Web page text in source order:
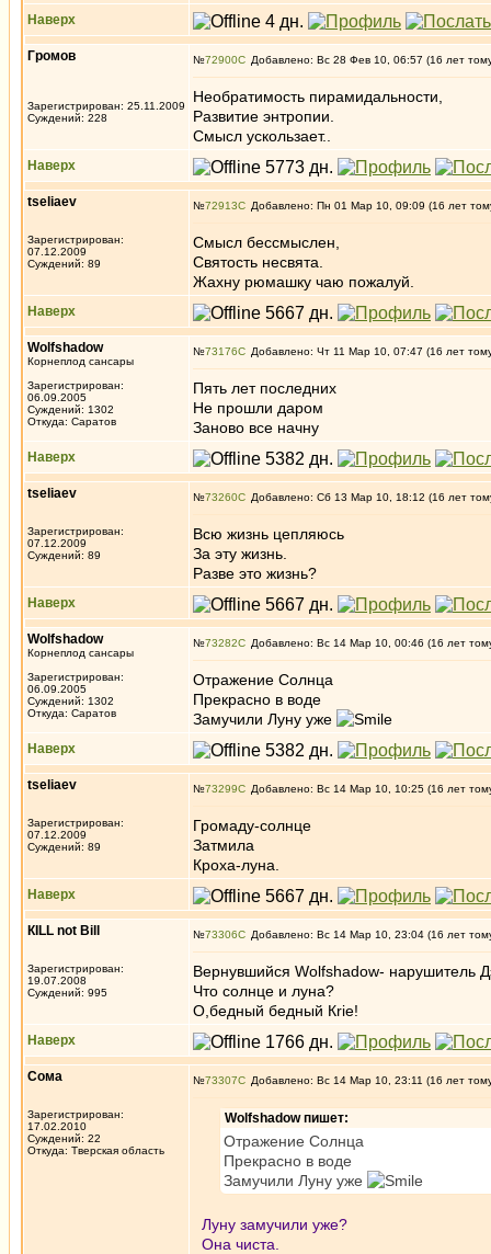
Наверх
Громов
Зарегистрирован: 25.11.2009
Суждений: 228
№72900 Добавлено: Вс 28 Фев 10, 06:57 (16 лет
Необратимость пирамидальности,
Развитие энтропии.
Смысл ускользает..
Наверх
tseliaev
Зарегистрирован:
07.12.2009
Суждений: 89
№72913 Добавлено: Пн 01 Мар 10, 09:09 (16 лет
Смысл бессмыслен,
Святость несвята.
Жахну рюмашку чаю пожалуй.
Наверх
Wolfshadow
Корнеплод сансары
Зарегистрирован:
06.09.2005
Суждений: 1302
Откуда: Саратов
№73176 Добавлено: Чт 11 Мар 10, 07:47 (16 лет
Пять лет последних
Не прошли даром
Заново все начну
Наверх
tseliaev
Зарегистрирован:
07.12.2009
Суждений: 89
№73260 Добавлено: Сб 13 Мар 10, 18:12 (16 лет
Всю жизнь цепляюсь
За эту жизнь.
Разве это жизнь?
Наверх
Wolfshadow
Корнеплод сансары
Зарегистрирован:
06.09.2005
Суждений: 1302
Откуда: Саратов
№73282 Добавлено: Вс 14 Мар 10, 00:46 (16 лет
Отражение Солнца
Прекрасно в воде
Замучили Луну уже
Наверх
tseliaev
Зарегистрирован:
07.12.2009
Суждений: 89
№73299 Добавлено: Вс 14 Мар 10, 10:25 (16 лет
Громаду-солнце
Затмила
Кроха-луна.
Наверх
КILL not Вill
Зарегистрирован:
19.07.2008
Суждений: 995
№73306 Добавлено: Вс 14 Мар 10, 23:04 (16 лет
Вернувшийся Wolfshadow- нарушитель
Что солнце и луна?
О,бедный бедный Кrie!
Наверх
Сома
Зарегистрирован:
17.02.2010
Суждений: 22
Откуда: Тверская область
№73307 Добавлено: Вс 14 Мар 10, 23:11 (16 лет
Wolfshadow пишет:
Отражение Солнца
Прекрасно в воде
Замучили Луну уже
Луну замучили уже?
Она чиста.